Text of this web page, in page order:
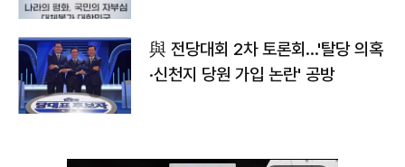
與 전당대회 2차 토론회…'탈당 의혹
·신천지 당원 가입 논란' 공방